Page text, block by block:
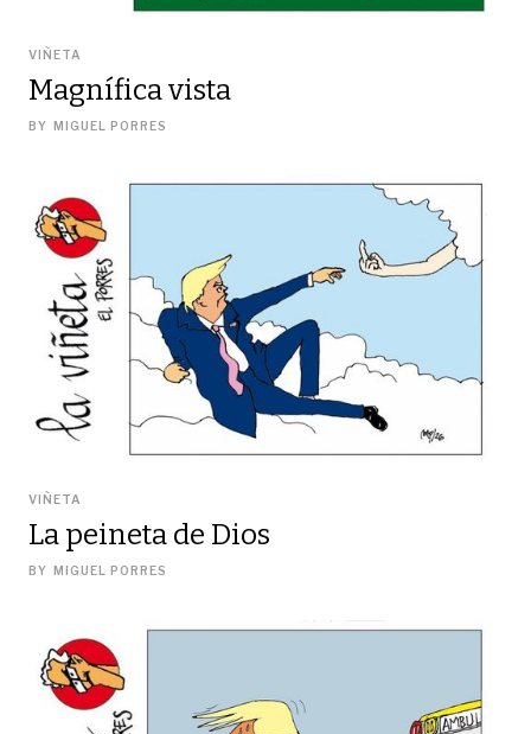
VIÑETA
Magnífica vista
BY MIGUEL PORRES
VIÑETA
La peineta de Dios
BY MIGUEL PORRES